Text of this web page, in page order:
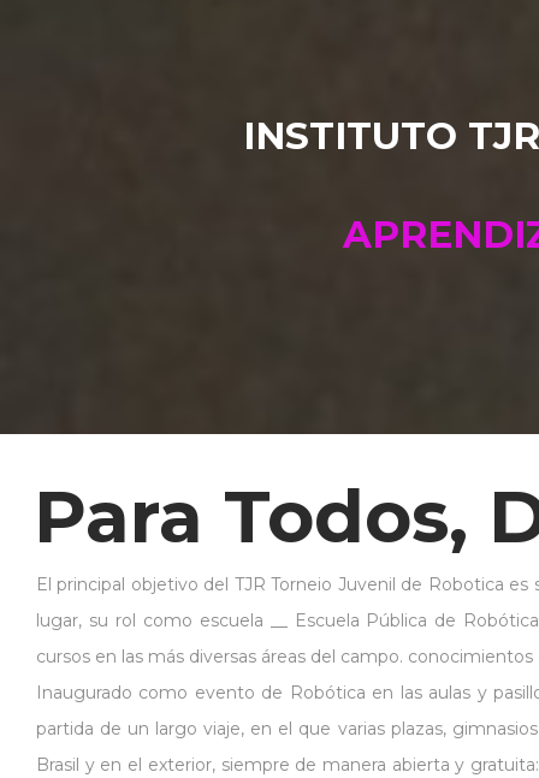
INSTITUTO
Para Todos,
El principal objetivo del TJR Torneio Juvenil de Robotica
lugar, su rol como escuela __ Escuela Pública de
cursos en las más diversas áreas del campo.
Inaugurado como evento de Robótica en las aulas y
partida de un largo viaje, en el que varias plazas,
Brasil y en el exterior, siempre de manera abierta y
INSTITUTO